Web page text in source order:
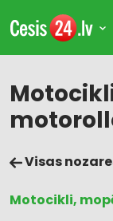
Visas
Motocikli,